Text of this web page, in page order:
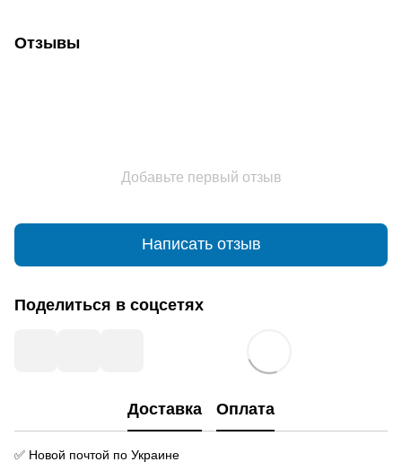
Отзывы
Добавьте первый отзыв
Написать отзыв
Поделиться в соцсетях
Доставка Оплата
✅ Новой почтой по Украине